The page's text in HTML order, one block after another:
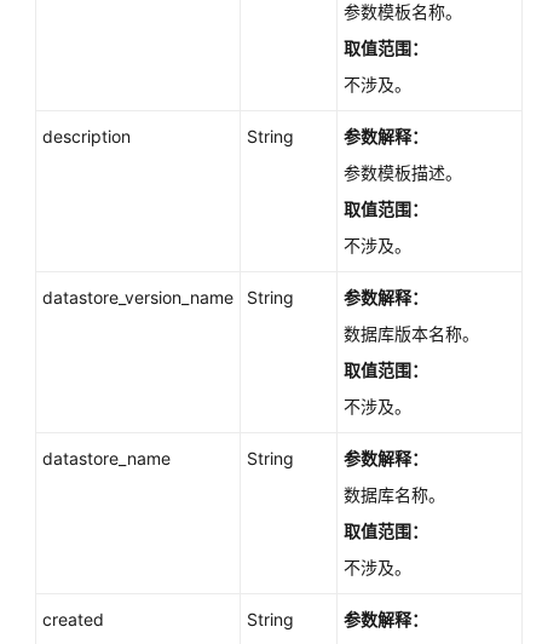
频
下
参
语
参数模板名称。
取值范围：
不涉及。
description String
参数解释：
参数模板描述。
取值范围：
不涉及。
datastore_version_name String
参数解释：
数据库版本名称。
取值范围：
不涉及。
datastore_name String
参数解释：
数据库名称。
取值范围：
不涉及。
created String
参数解释：